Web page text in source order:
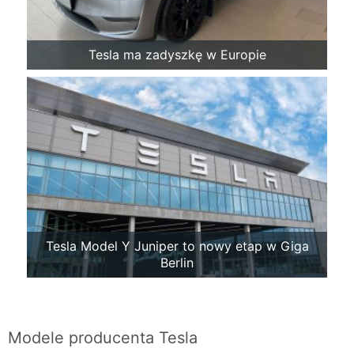
Tesla ma zadyszkę w Europie
Tesla Model Y Juniper to nowy etap w Giga
Berlin
Modele producenta Tesla